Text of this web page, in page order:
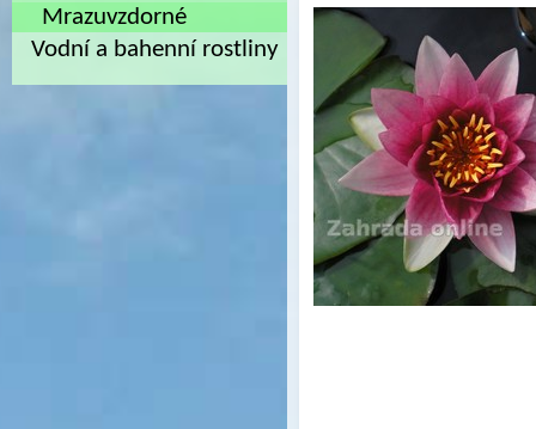
Mrazuvzdorné
Vodní a bahenní rostliny